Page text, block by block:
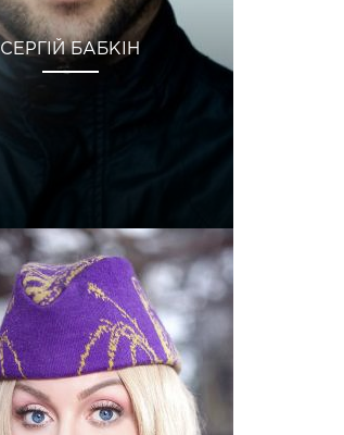
СЕРГІЙ БАБКІН